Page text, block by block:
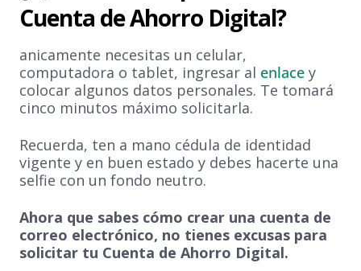
Cuenta de Ahorro Digital?
anicamente necesitas un celular,
computadora o tablet, ingresar al enlace y
colocar algunos datos personales. Te tomará
cinco minutos máximo solicitarla.
Recuerda, ten a mano cédula de identidad
vigente y en buen estado y debes hacerte una
selfie con un fondo neutro.
Ahora que sabes cómo crear una cuenta de
correo electrónico, no tienes excusas para
solicitar tu Cuenta de Ahorro Digital.